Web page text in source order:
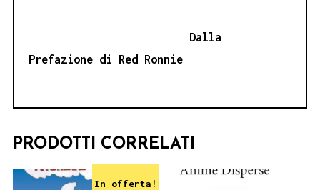
Dalla
Prefazione di Red Ronnie
PRODOTTI CORRELATI
In offerta!